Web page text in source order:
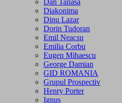
Diakonima
Dinu Lazar
Dorin Tudoran
Emil Neacsu
Emilia Corbu
Eugen Mihaescu
George Damian
GID ROMANIA
Grupul Prospectiv
Henry Porter
Ignus